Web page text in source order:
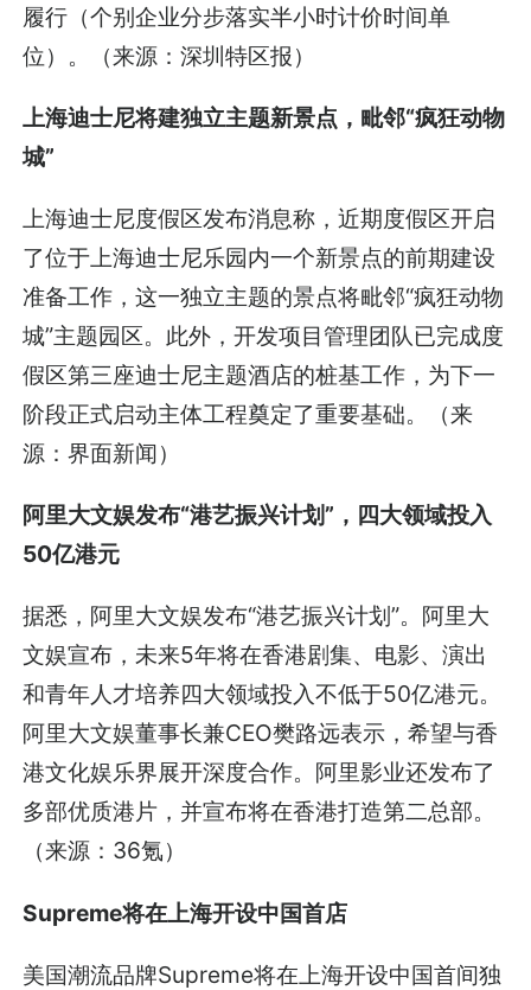
履行（个别企业分步落实半小时计价时间单
位）。（来源：深圳特区报）
上海迪士尼将建独立主题新景点，毗邻“疯狂动物
城”
上海迪士尼度假区发布消息称，近期度假区开启
了位于上海迪士尼乐园内一个新景点的前期建设
准备工作，这一独立主题的景点将毗邻“疯狂动物
城”主题园区。此外，开发项目管理团队已完成度
假区第三座迪士尼主题酒店的桩基工作，为下一
阶段正式启动主体工程奠定了重要基础。（来
源：界面新闻）
阿里大文娱发布“港艺振兴计划”，四大领域投入
50亿港元
据悉，阿里大文娱发布“港艺振兴计划”。阿里大
文娱宣布，未来5年将在香港剧集、电影、演出
和青年人才培养四大领域投入不低于50亿港元。
阿里大文娱董事长兼CEO樊路远表示，希望与香
港文化娱乐界展开深度合作。阿里影业还发布了
多部优质港片，并宣布将在香港打造第二总部。
（来源：36氪）
Supreme将在上海开设中国首店
美国潮流品牌Supreme将在上海开设中国首间独